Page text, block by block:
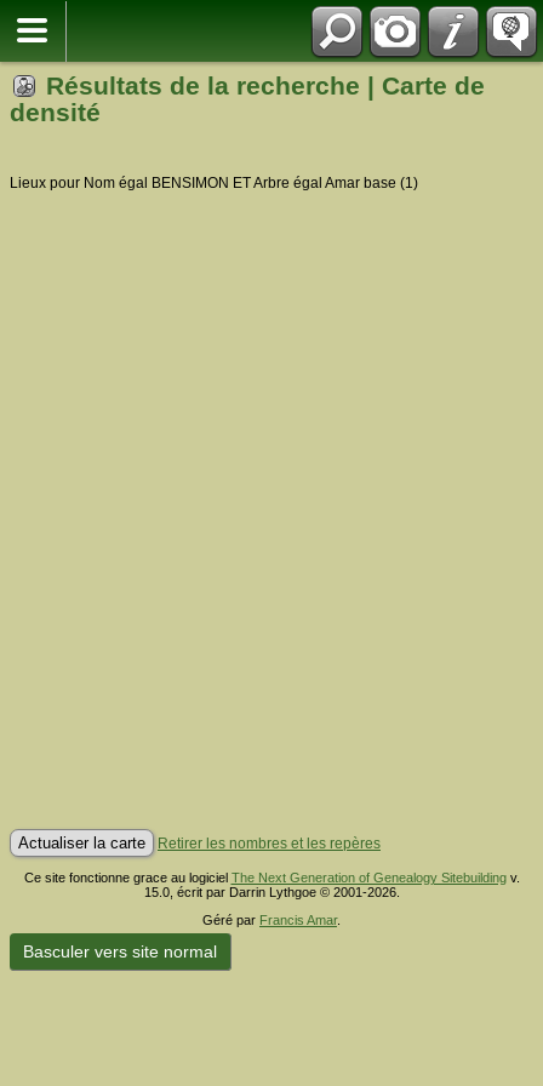
Résultats de la recherche | Carte de
densité
Lieux pour Nom égal BENSIMON ET Arbre égal Amar base (1)
Retirer les nombres et les repères
Ce site fonctionne grace au logiciel The Next Generation of Genealogy Sitebuildingv.
15.0, écrit par Darrin Lythgoe © 2001-2026.
Géré par Francis Amar.
Basculer vers site normal